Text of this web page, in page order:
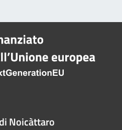
Noicàttaro